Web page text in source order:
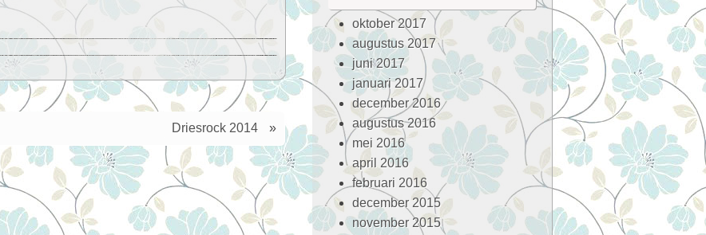
Driesrock 2014 »
oktober 2017
augustus 2017
juni 2017
januari 2017
december 2016
augustus 2016
mei 2016
april 2016
februari 2016
december 2015
november 2015